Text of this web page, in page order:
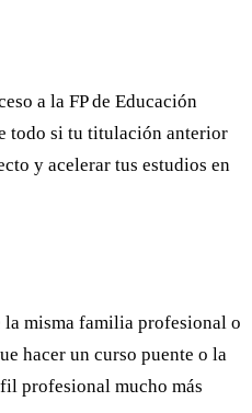
a la FP de Educación
todo si tu titulación anterior
y acelerar tus estudios en
la misma familia profesional o
hacer un curso puente o la
profesional mucho más